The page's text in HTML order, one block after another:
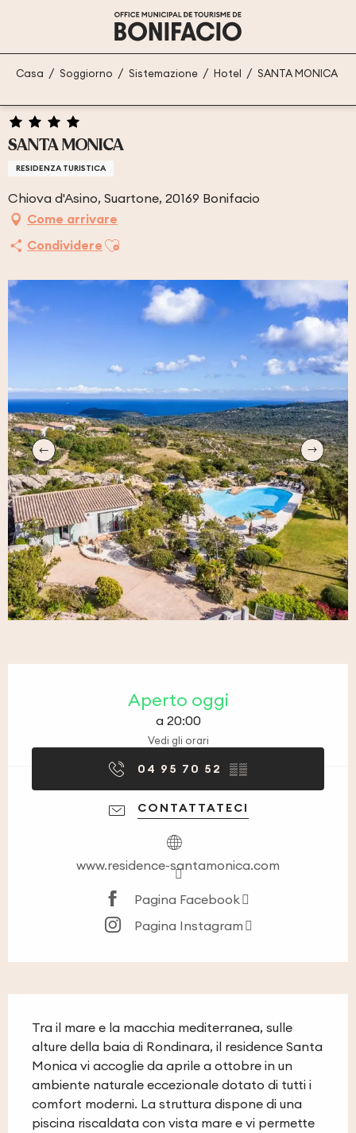
principal
Casa Soggiorno Sistemazione Hotel SANTA MONICA
SANTA MONICA
RESIDENZA TURISTICA
Chiova d'Asino, Suartone, 20169 Bonifacio
Come arrivare
Condividere Ajouter aux favoris
Aperto oggi
a 20:00
Vedi gli orari
04 95 70 52 ▒▒
CONTATTATECI
www.residence-santamonica.com
Pagina Facebook
Pagina Instagram
Tra il mare e la macchia mediterranea, sulle
alture della baia di Rondinara, il residence Santa
Monica vi accoglie da aprile a ottobre in un
ambiente naturale eccezionale dotato di tutti i
comfort moderni. La struttura dispone di una
piscina riscaldata con vista mare e vi permette